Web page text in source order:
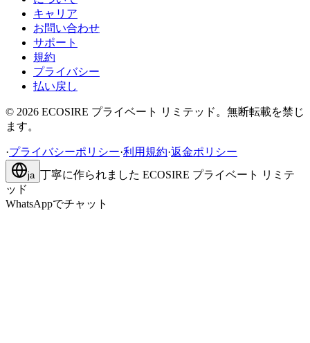
キャリア
お問い合わせ
サポート
規約
プライバシー
払い戻し
© 2026 ECOSIRE プライベート リミテッド。無断転載を禁じ
ます。
·プライバシーポリシー·利用規約·返金ポリシー
ja 丁寧に作られました ECOSIRE プライベート リミテ
ッド
WhatsAppでチャット